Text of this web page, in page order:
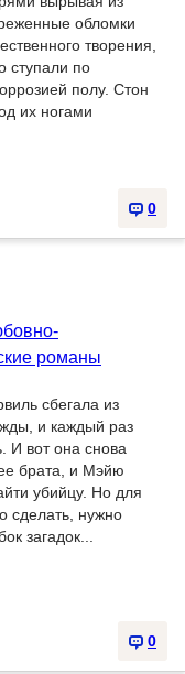
обломки
творения,
ступали по
полу. Стон
их ногами
0
романы
сбегала из
и каждый раз
И вот она снова
брата, и Мэйю
убийцу. Но для
сделать, нужно
загадок...
0